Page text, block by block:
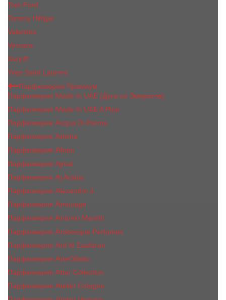
Tom Ford
Tommy Hilfiger
Valentino
Versace
Xerjoff
Yves Saint Laurent
Парфюмерия Премиум
Парфюмерия Made In UAE (Духи из Эмиратов)
Парфюмерия Made In UAE A Plus
Парфюмерия Acqua Di Parma
Парфюмерия Adisha
Парфюмерия Afnan
Парфюмерия Ajmal
Парфюмерия Aj Arabia
Парфюмерия Alexandre J.
Парфюмерия Amouage
Парфюмерия Antonio Maretti
Парфюмерия Arabesque Perfumes
Парфюмерия Ard Al Zaafaran
Парфюмерия ArteOlfatto
Парфюмерия Attar Collection
Парфюмерия Atelier Cologne